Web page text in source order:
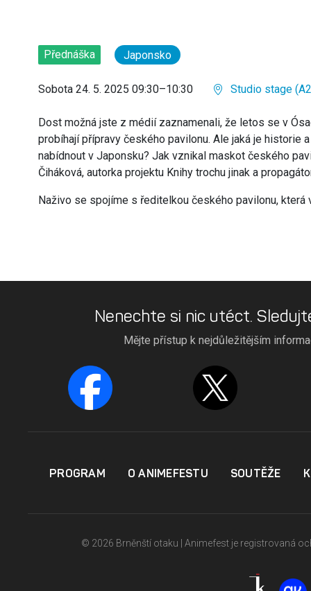
Přednáška Japonsko
Sobota 24. 5. 2025 09:30–10:30 Studio stage
Dost možná jste z médií zaznamenali, že letos se v
probíhají přípravy českého pavilonu. Ale jaká je historie
nabídnout v Japonsku? Jak vznikal maskot českého
Čiháková, autorka projektu Knihy trochu jinak a
Naživo se spojíme s ředitelkou českého pavilonu, která
Nenechte si nic utéct.
Mějte přístup k nejdůležitějším
PROGRAM O ANIMEFESTU SOUTĚŽE
© 2026 Brněnští otaku | Animefest je registrovaná